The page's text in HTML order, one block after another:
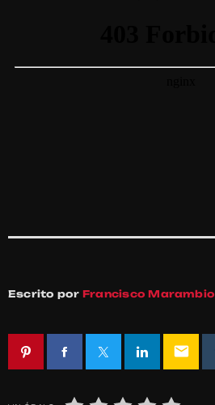
Escrito por Francisco Marambio
email